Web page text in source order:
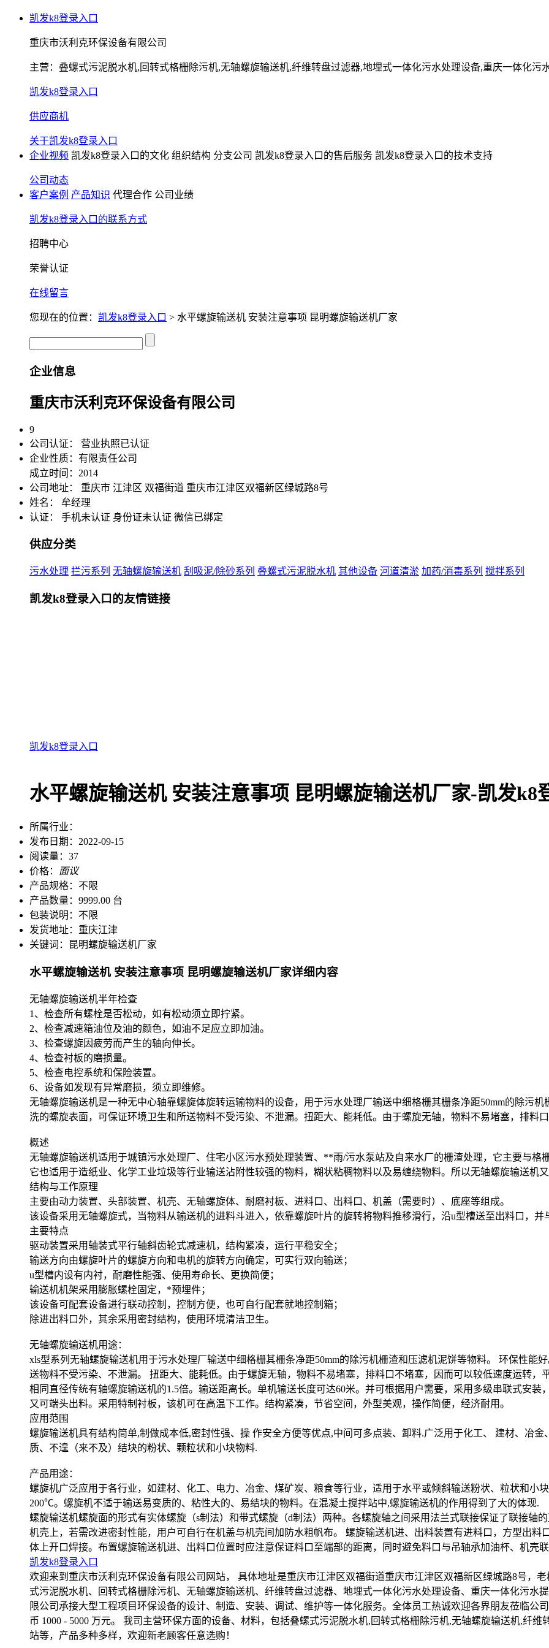
凯发k8登录入口
重庆市沃利克环保设备有限公司
主营： 叠螺式污泥脱水机,回转式格栅除污机,无轴螺旋输送机,纤维转盘过滤器,地埋式一体化污水处理设备,重庆一体化污
凯发k8登录入口
供应商机
关于凯发k8登录入口
企业视频 凯发k8登录入口的文化 组织结构 分支公司 凯发k8登录入口的售后服务 凯发k8登录入口的技术支持
公司动态
客户案例 产品知识 代理合作 公司业绩
凯发k8登录入口的联系方式
招聘中心
荣誉认证
在线留言
您现在的位置： 凯发k8登录入口 > 水平螺旋输送机 安装注意事项 昆明螺旋输送机厂家
企业信息
重庆市沃利克环保设备有限公司
9
公司认证：
营业执照已认证
企业性质：有限责任公司
成立时间：2014
公司地址：
重庆市 江津区 双福街道 重庆市江津区双福新区绿城路8号
姓名： 牟经理
认证：
手机未认证 身份证未认证 微信已绑定
供应分类
污水处理 拦污系列 无轴螺旋输送机 刮吸泥/除砂系列 叠螺式污泥脱水机 其他设备 河道清淤 加药/消毒系列 搅拌系列
凯发k8登录入口的友情链接
凯发k8登录入口
水平螺旋输送机 安装注意事项 昆明螺旋输送机厂家-凯发k8
所属行业：
发布日期： 2022-09-15
阅读量： 37
价格：
面议
产品规格： 不限
产品数量： 9999.00 台
包装说明： 不限
发货地址： 重庆江津
关键词：
昆明螺旋输送机厂家
水平螺旋输送机 安装注意事项 昆明螺旋输送机厂家详细内容
无轴螺旋输送机半年检查
1、检查所有螺栓是否松动，如有松动须立即拧紧。
2、检查减速箱油位及油的颜色，如油不足应立即加油。
3、检查螺旋因疲劳而产生的轴向伸长。
4、检查衬板的磨损量。
5、检查电控系统和保险装置。
6、设备如发现有异常磨损，须立即维修。
无轴螺旋输送机是一种无中心轴靠螺旋体旋转运输物料的设备，用于污水处理厂输送中细格栅其栅条净距50mm的除污
洗的螺旋表面，可保证环境卫生和所送物料不受污染、不泄漏。扭距大、能耗低。由于螺旋无轴，物料不易堵塞，排料
概述
无轴螺旋输送机适用于城镇污水处理厂、住宅小区污水预处理装置、**雨/污水泵站及自来水厂的栅渣处理，它主要与
它也适用于造纸业、化学工业垃圾等行业输送沾附性较强的物料，糊状粘稠物料以及易缠绕物料。所以无轴螺旋输送机
结构与工作原理
主要由动力装置、头部装置、机壳、无轴螺旋体、耐磨衬板、进料口、出料口、机盖（需要时）、底座等组成。
该设备采用无轴螺旋式，当物料从输送机的进料斗进入，依靠螺旋叶片的旋转将物料推移滑行，沿u型槽送至出料口，
主要特点
驱动装置采用轴装式平行轴斜齿轮式减速机，结构紧凑，运行平稳安全；
输送方向由螺旋叶片的螺旋方向和电机的旋转方向确定，可实行双向输送；
u型槽内设有内衬，耐磨性能强、使用寿命长、更换简便；
输送机机架采用膨胀螺栓固定，*预埋件；
该设备可配套设备进行联动控制，控制方便，也可自行配套就地控制箱；
除进出料口外，其余采用密封结构，使用环境清洁卫生。
无轴螺旋输送机用途：
xls型系列无轴螺旋输送机用于污水处理厂输送中细格栅其栅条净距50mm的除污机栅渣和压滤机泥饼等物料。 环保性能
送物料不受污染、不泄漏。 扭距大、能耗低。由于螺旋无轴，物料不易堵塞，排料口不堵塞，因而可以较低速度运转，
相同直径传统有轴螺旋输送机的1.5倍。输送距离长。单机输送长度可达60米。并可根据用户需要，采用多级串联式安
又可端头出料。采用特制衬板，该机可在高温下工作。结构紧凑，节省空间，外型美观，操作简便，经济耐用。
应用范围
螺旋输送机具有结构简单,制做成本低,密封性强、操 作安全方便等优点,中间可多点装、卸料.广泛用于化工、 建材、冶
质、不遑（来不及）结块的粉状、颗粒状和小块物料.
产品用途：
螺旋机广泛应用于各行业，如建材、化工、电力、冶金、煤矿炭、粮食等行业，适用于水平或倾斜输送粉状、粒状和小
200℃。螺旋机不适于输送易变质的、粘性大的、易结块的物料。在混凝土搅拌站中,螺旋输送机的作用得
螺旋输送机螺旋面的形式有实体螺旋（s制法）和带式螺旋（d制法）两种。各螺旋轴之间采用法兰式联接保证了联接轴
机壳上，若需改进密封性能，用户可自行在机盖与机壳间加防水粗帆布。 螺旋输送机进、出料装置有进料口，方型出
体上开口焊接。布置螺旋输送机进、出料口位置时应注意保证料口至端部的距离，同时避免料口与吊轴承加油杯、机壳
凯发k8登录入口
欢迎来到重庆市沃利克环保设备有限公司网站， 具体地址是重庆市江津区双福街道重庆市江津区双福新区绿城路8号，
式污泥脱水机、回转式格栅除污机、无轴螺旋输送机、纤维转盘过滤器、地埋式一体化污水处理设备、重庆一体化污水
限公司承接大型工程项目环保设备的设计、制造、安装、调试、维护等一体化服务。全体员工热诚欢迎各界朋友莅临公
币 1000 - 5000 万元。 我司主营环保方面的设备、材料，包括叠螺式污泥脱水机,回转式格栅除污机,无轴螺旋输送机,纤
站等，产品多种多样，欢迎新老顾客任意选购！